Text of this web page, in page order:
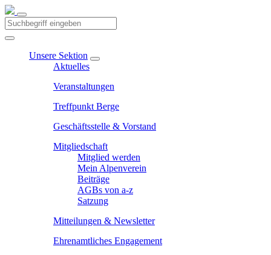
Unsere Sektion
Aktuelles
Veranstaltungen
Treffpunkt Berge
Geschäftsstelle & Vorstand
Mitgliedschaft
Mitglied werden
Mein Alpenverein
Beiträge
AGBs von a-z
Satzung
Mitteilungen & Newsletter
Ehrenamtliches Engagement